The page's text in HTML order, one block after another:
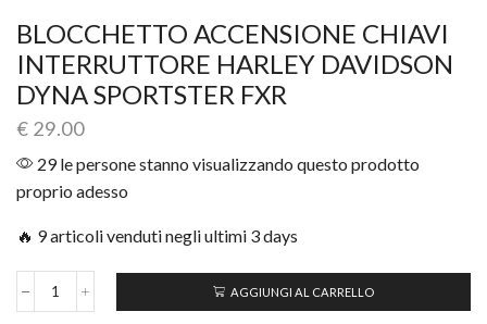
BLOCCHETTO ACCENSIONE CHIAVI
INTERRUTTORE HARLEY DAVIDSON
DYNA SPORTSTER FXR
€ 29.00
29 le persone stanno visualizzando questo prodotto
proprio adesso
🔥 9 articoli venduti negli ultimi 3 days
AGGIUNGI AL CARRELLO